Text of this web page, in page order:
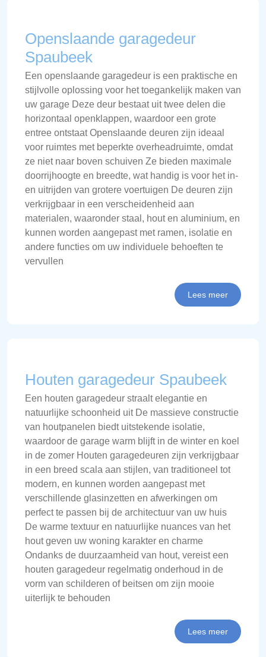
Openslaande garagedeur
Spaubeek
Een openslaande garagedeur is een praktische en
stijlvolle oplossing voor het toegankelijk maken van
uw garage Deze deur bestaat uit twee delen die
horizontaal openklappen, waardoor een grote
entree ontstaat Openslaande deuren zijn ideaal
voor ruimtes met beperkte overheadruimte, omdat
ze niet naar boven schuiven Ze bieden maximale
doorrijhoogte en breedte, wat handig is voor het in-
en uitrijden van grotere voertuigen De deuren zijn
verkrijgbaar in een verscheidenheid aan
materialen, waaronder staal, hout en aluminium, en
kunnen worden aangepast met ramen, isolatie en
andere functies om uw individuele behoeften te
vervullen
Lees meer
Houten garagedeur Spaubeek
Een houten garagedeur straalt elegantie en
natuurlijke schoonheid uit De massieve constructie
van houtpanelen biedt uitstekende isolatie,
waardoor de garage warm blijft in de winter en koel
in de zomer Houten garagedeuren zijn verkrijgbaar
in een breed scala aan stijlen, van traditioneel tot
modern, en kunnen worden aangepast met
verschillende glasinzetten en afwerkingen om
perfect te passen bij de architectuur van uw huis
De warme textuur en natuurlijke nuances van het
hout geven uw woning karakter en charme
Ondanks de duurzaamheid van hout, vereist een
houten garagedeur regelmatig onderhoud in de
vorm van schilderen of beitsen om zijn mooie
uiterlijk te behouden
Lees meer